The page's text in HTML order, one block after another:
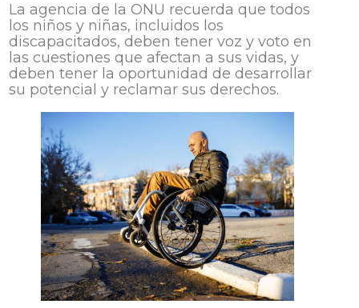
La agencia de la ONU recuerda que todos
los niños y niñas, incluidos los
discapacitados, deben tener voz y voto en
las cuestiones que afectan a sus vidas, y
deben tener la oportunidad de desarrollar
su potencial y reclamar sus derechos.